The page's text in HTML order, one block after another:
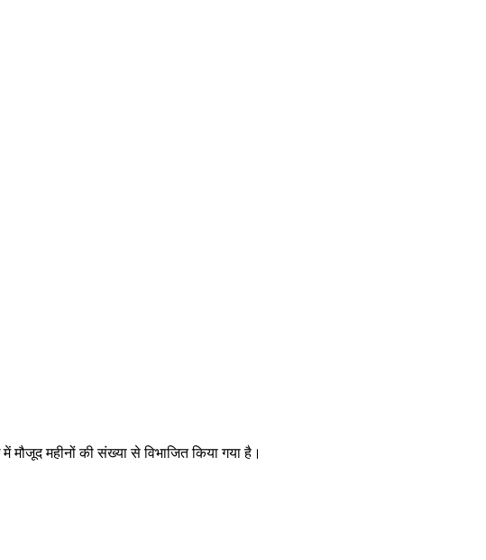
मौजूद महीनों की संख्या से विभाजित किया गया है।